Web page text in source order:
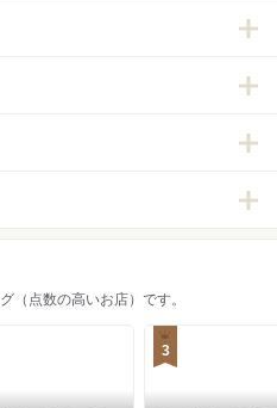
（点数の高いお店）です。
3